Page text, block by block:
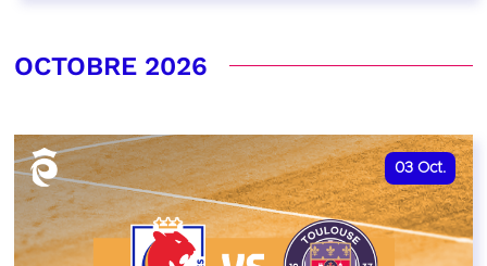
OCTOBRE 2026
03 Oct.